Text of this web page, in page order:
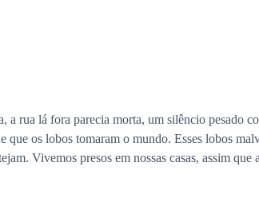
a rua lá fora parecia morta, um silêncio pesado
que os lobos tomaram o mundo. Esses lobos
Vivemos presos em nossas casas, assim